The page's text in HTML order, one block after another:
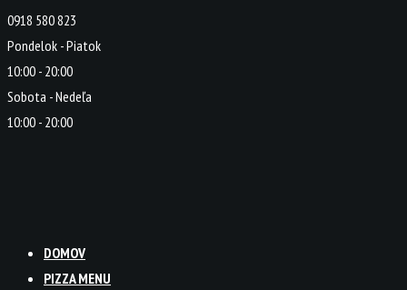
0918 580 823
Pondelok - Piatok
10:00 - 20:00
Sobota - Nedeľa
10:00 - 20:00
DOMOV
PIZZA MENU